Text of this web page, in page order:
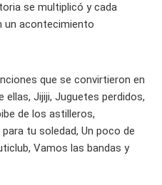
se multiplicó y cada
un acontecimiento
que se convirtieron en
Jijiji, Juguetes perdidos,
de los astilleros,
tu soledad, Un poco de
Vamos las bandas y